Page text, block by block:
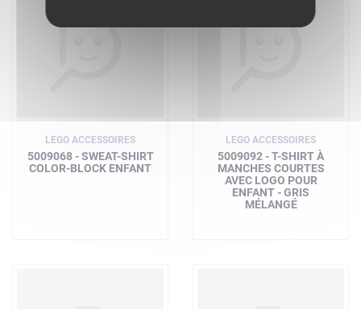
LEGO ACCESSOIRES
5009068 - SWEAT-SHIRT
COLOR-BLOCK ENFANT
LEGO ACCESSOIRES
5009092 - T-SHIRT À
MANCHES COURTES
AVEC LOGO POUR
ENFANT - GRIS
MÉLANGÉ